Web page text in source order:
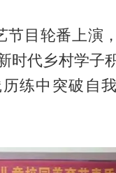
节目轮番上演
代乡村学子积
练中突破自